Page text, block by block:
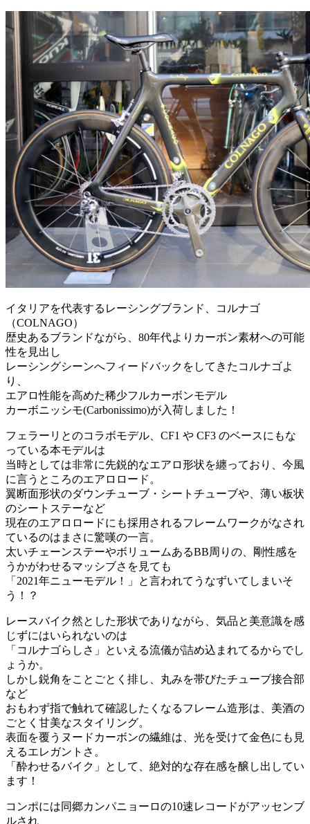
イタリアを代表するレーシングブランド、コルナゴ
（COLNAGO）
歴史あるブランドながら、80年代よりカーボン素材への可能
性を見出し
レーシングシーンへフィードバックをしてきたコルナゴよ
り、
エアロ性能を高めた稀少フルカーボンモデル
カーボニッシモ(Carbonissimo)が入荷しました！
フェラーリとのコラボモデル、CF1 や CF3 のベースにもな
っている本モデルは
当時としては非常に先鋭的なエアロ形状を纏っており、今風
に言うところのエアロロード。
翼断面形状のダウンチューブ・シートチューブや、薄い板状
のシートステーなど
現在のエアロロードにも採用されるフレームワークがなされ
ているのはまさに驚嘆の一言。
太いチェーンステーやボリュームあるBB周りの、剛性感を
うかがわせるマッシブさを見ても
「2021年ニューモデル！」と言われてうなずいてしまいそ
う！？
レースバイク然とした形状でありながら、気品と美意識を感
じずにはいられないのは
「コルナゴらしさ」といえる流儀が詰め込まれてるからでし
ょうか。
しかし鋭角をことごとく排し、丸みを帯びたチューブ接合部
など
おもわず指で触れて確認したくなるフレーム造形は、美酒の
ごとく甘美なスタイリング。
表面を覆うヌードカーボンの繊維は、光を受けて金色にも見
えるエレガントさ。
「酔わせるバイク」として、絶対的な存在感を醸し出してい
ます！
コンポには同郷カンパニョーロの10速レコードがアッセンブ
ルされ、